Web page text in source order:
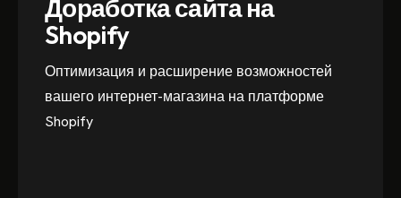
Доработка сайта на
Shopify
Оптимизация и расширение возможностей
вашего интернет-магазина на платформе
Shopify